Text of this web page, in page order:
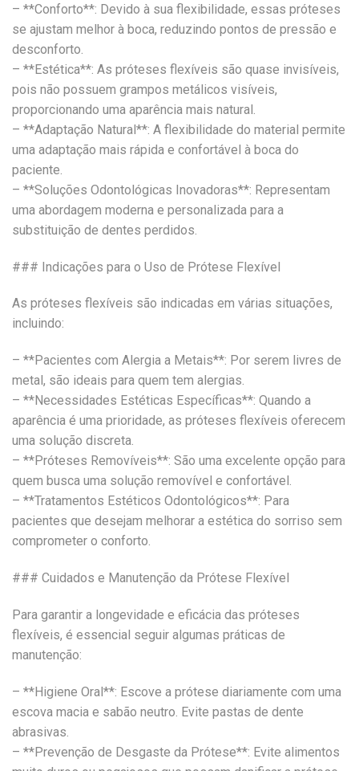
– **Conforto**: Devido à sua flexibilidade, essas próteses
se ajustam melhor à boca, reduzindo pontos de pressão e
desconforto.
– **Estética**: As próteses flexíveis são quase invisíveis,
pois não possuem grampos metálicos visíveis,
proporcionando uma aparência mais natural.
– **Adaptação Natural**: A flexibilidade do material permite
uma adaptação mais rápida e confortável à boca do
paciente.
– **Soluções Odontológicas Inovadoras**: Representam
uma abordagem moderna e personalizada para a
substituição de dentes perdidos.
### Indicações para o Uso de Prótese Flexível
As próteses flexíveis são indicadas em várias situações,
incluindo:
– **Pacientes com Alergia a Metais**: Por serem livres de
metal, são ideais para quem tem alergias.
– **Necessidades Estéticas Específicas**: Quando a
aparência é uma prioridade, as próteses flexíveis oferecem
uma solução discreta.
– **Próteses Removíveis**: São uma excelente opção para
quem busca uma solução removível e confortável.
– **Tratamentos Estéticos Odontológicos**: Para
pacientes que desejam melhorar a estética do sorriso sem
comprometer o conforto.
### Cuidados e Manutenção da Prótese Flexível
Para garantir a longevidade e eficácia das próteses
flexíveis, é essencial seguir algumas práticas de
manutenção:
– **Higiene Oral**: Escove a prótese diariamente com uma
escova macia e sabão neutro. Evite pastas de dente
abrasivas.
– **Prevenção de Desgaste da Prótese**: Evite alimentos